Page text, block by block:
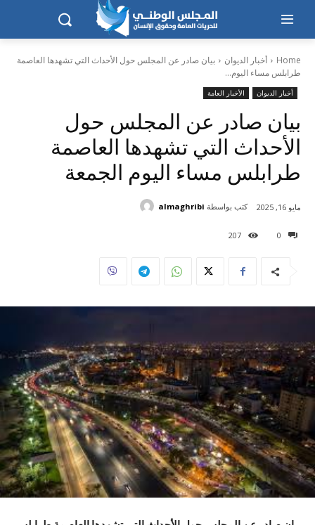
Home أخبار الديوان
بيان صادر عن المجلس حول الأحداث التي تشهدها العاصمة
طرابلس مساء اليوم...
أخبار الديوان الأخبار العامة
بيان صادر عن المجلس حول
الأحداث التي تشهدها العاصمة
طرابلس مساء اليوم الجمعة
0
207
مايو 16, 2025 كتب بواسطة almaghribi